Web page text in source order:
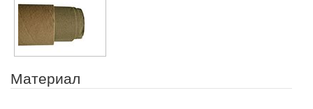
Материал